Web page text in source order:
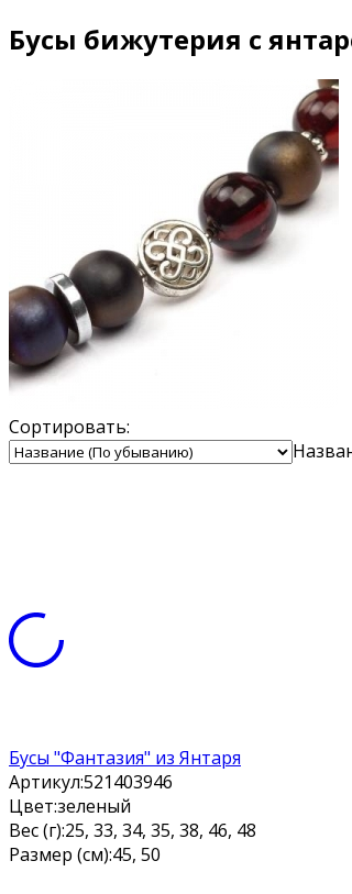
Бусы бижутерия с
Сортировать:
Бусы "Фантазия" из Янтаря
Артикул:521403946
Цвет:зеленый
Вес (г):25, 33, 34, 35, 38, 46, 48
Размер (см):45, 50